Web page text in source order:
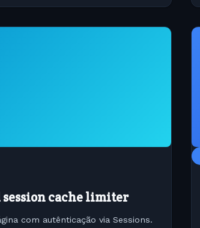
session cache limiter
com autênticação via Sessions.